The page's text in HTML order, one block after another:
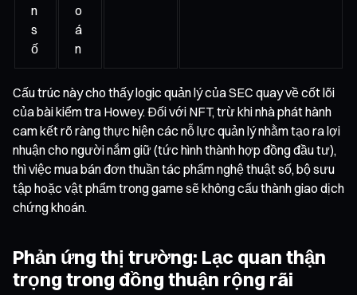
n
s
ố
o
á
n
Cấu trúc này cho thấy logic quản lý của SEC quay về cốt lõi
của bài kiểm tra Howey. Đối với NFT, trừ khi nhà phát hành
cam kết rõ ràng thực hiện các nỗ lực quản lý nhằm tạo ra lợi
nhuận cho người nắm giữ (tức hình thành hợp đồng đầu tư),
thì việc mua bán đơn thuần tác phẩm nghệ thuật số, bộ sưu
tập hoặc vật phẩm trong game sẽ không cấu thành giao dịch
chứng khoán.
Phản ứng thị trường: Lạc quan thận
trọng trong đồng thuận rộng rãi